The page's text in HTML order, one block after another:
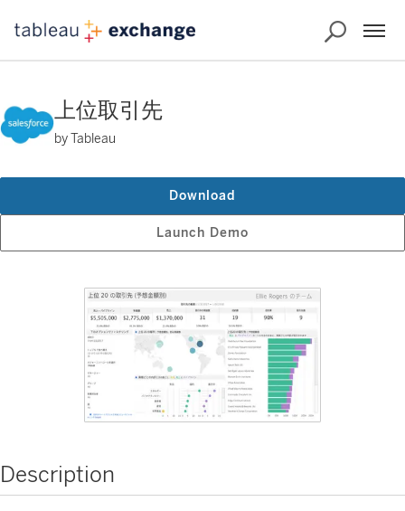
上位取引先
by Tableau
Launch Demo
Download
Description